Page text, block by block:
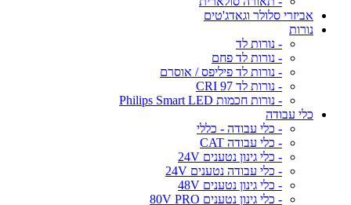
אביזרי סלולר וגאדג'טים
נורות
- נורות לד
- נורות לד פחם
- נורות לד פיליפס / אוסרם
- נורות לד CRI 97
- נורות חכמות Philips Smart LED
כלי עבודה
- כלי עבודה - כללי
- כלי עבודה CAT
- כלי גינון נטענים 24V
- כלי עבודה נטענים 24V
- כלי גינון נטענים 48V
- כלי גינון נטענים 80V PRO